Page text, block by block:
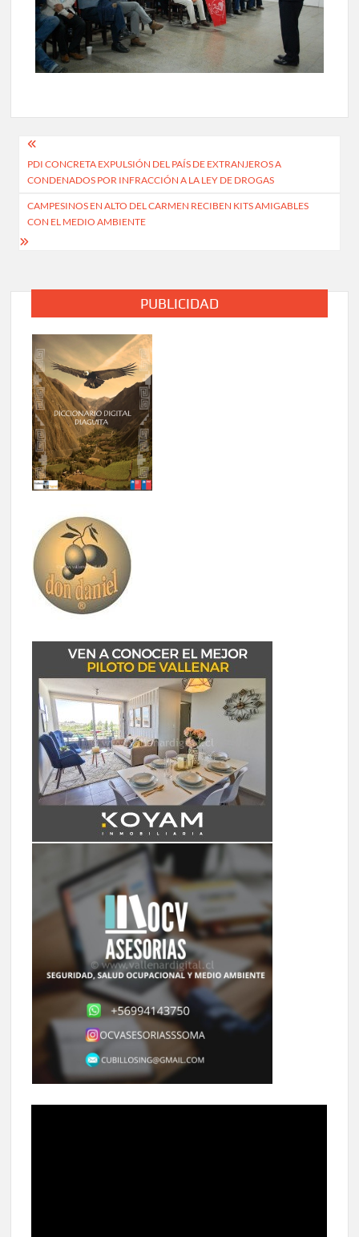
Navegación
de
entradas
PDI CONCRETA EXPULSIÓN DEL PAÍS DE EXTRANJEROS A
CONDENADOS POR INFRACCIÓN A LA LEY DE DROGAS
CAMPESINOS EN ALTO DEL CARMEN RECIBEN KITS AMIGABLES
CON EL MEDIO AMBIENTE
PUBLICIDAD